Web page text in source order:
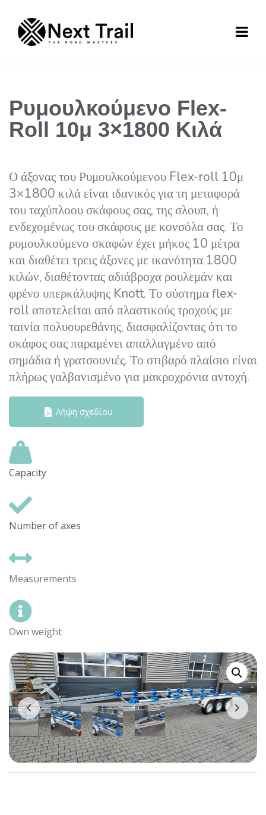
Ρυμουλκούμενο Flex-
Roll 10μ 3×1800 Κιλά
Ο άξονας του Ρυμουλκούμενου Flex-roll 10μ
3×1800 κιλά είναι ιδανικός για τη μεταφορά
του ταχύπλοου σκάφους σας, της σλουπ, ή
ενδεχομένως του σκάφους με κονσόλα σας. Το
ρυμουλκούμενο σκαφών έχει μήκος 10 μέτρα
και διαθέτει τρεις άξονες με ικανότητα 1800
κιλών, διαθέτοντας αδιάβροχα ρουλεμάν και
φρένο υπερκάλυψης Knott. Το σύστημα flex-
roll αποτελείται από πλαστικούς τροχούς με
ταινία πολυουρεθάνης, διασφαλίζοντας ότι το
σκάφος σας παραμένει απαλλαγμένο από
σημάδια ή γρατσουνιές. Το στιβαρό πλαίσιο είναι
πλήρως γαλβανισμένο για μακροχρόνια αντοχή.
Λήψη σχεδίου
Capacity
Number of axes
Measurements
Own weight